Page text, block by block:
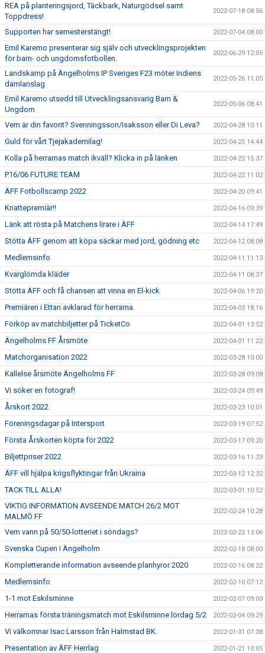
REA på planteringsjord, Täckbark, Naturgödsel samt
Toppdress!
2022-07-18 08:56
Supporten har semesterstängt! 2022-07-04 08:00
Emil Karemo presenterar sig själv och utvecklingsprojekten
för barn- och ungdomsfotbollen.
2022-06-29 12:05
Landskamp på Ängelholms IP Sveriges F23 möter Indiens
damlanslag
2022-05-26 11:05
Emil Karemo utsedd till Utvecklingsansvarig Barn &
Ungdom
2022-05-06 08:41
Vem är din favorit? Svenningsson/Isaksson eller Di Leva? 2022-04-28 10:11
Guld för vårt Tjejakademilag! 2022-04-25 14:44
Kolla på herrarnas match ikväll? Klicka in på länken 2022-04-22 15:37
P16/06 FUTURE TEAM 2022-04-22 11:02
ÄFF Fotbollscamp 2022 2022-04-20 09:41
Knattepremiär!! 2022-04-16 09:39
Länk att rösta på Matchens lirare i ÄFF 2022-04-14 17:49
Stötta ÄFF genom att köpa säckar med jord, gödning etc 2022-04-12 08:08
Medlemsinfo 2022-04-11 11:13
Kvarglömda kläder 2022-04-11 08:37
Stötta ÄFF och få chansen att vinna en El-kick 2022-04-06 19:20
Premiären i Ettan avklarad för herrarna. 2022-04-03 18:16
Förköp av matchbiljetter på TicketCo 2022-04-01 13:52
Ängelholms FF Årsmöte 2022-04-01 11:22
Matchorganisation 2022 2022-03-28 10:00
Kallelse årsmöte Ängelholms FF 2022-03-28 09:08
Vi söker en fotograf! 2022-03-24 09:49
Årskort 2022 2022-03-23 10:01
Föreningsdagar på Intersport 2022-03-19 07:52
Första Årskorten köpta för 2022 2022-03-17 09:20
Biljettpriser 2022 2022-03-16 11:23
ÄFF vill hjälpa krigsflyktingar från Ukraina 2022-03-12 12:32
TACK TILL ALLA! 2022-03-01 10:52
VIKTIG INFORMATION AVSEENDE MATCH 26/2 MOT
MALMÖ FF
2022-02-24 10:28
Vem vann på 50/50-lotteriet i söndags? 2022-02-22 13:06
Svenska Cupen i Ängelholm 2022-02-18 08:00
Kompletterande information avseende planhyror 2020 2022-02-16 08:22
Medlemsinfo 2022-02-10 07:12
1-1 mot Eskilsminne 2022-02-07 09:03
Herrarnas första träningsmatch mot Eskilsminne lördag 5/2 2022-02-04 09:29
Vi välkomnar Isac Larsson från Halmstad BK. 2022-01-31 07:38
Presentation av ÄFF Herrlag 2022-01-21 10:05